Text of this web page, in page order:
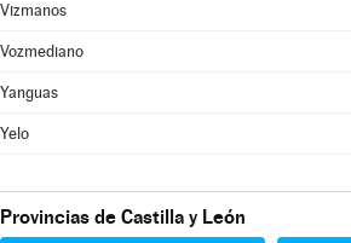
Vizmanos
Vozmediano
Yanguas
Yelo
Provincias de Castilla y León